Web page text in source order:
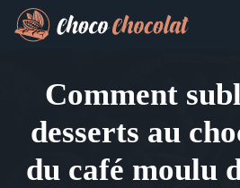
Comment
desserts au
du café moulu